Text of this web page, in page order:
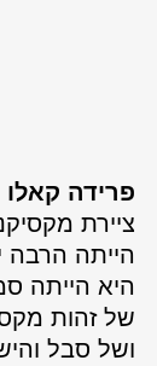
פרידה קאלו
ציירת
הייתה הרבה
היא הייתה
של זהות
ושל סבל